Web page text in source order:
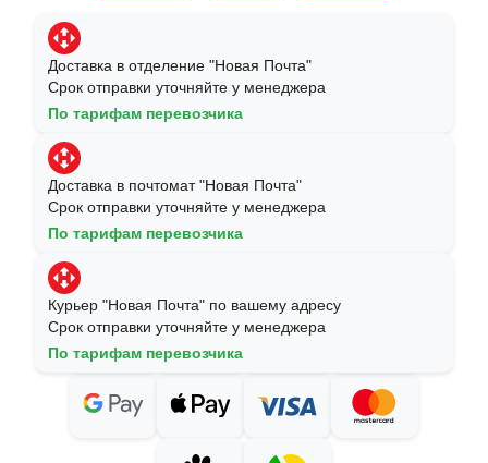
Доставка в отделение "Новая Почта"
Срок отправки уточняйте у менеджера
По тарифам перевозчика
Доставка в почтомат "Новая Почта"
Срок отправки уточняйте у менеджера
По тарифам перевозчика
Курьер "Новая Почта" по вашему адресу
Срок отправки уточняйте у менеджера
По тарифам перевозчика